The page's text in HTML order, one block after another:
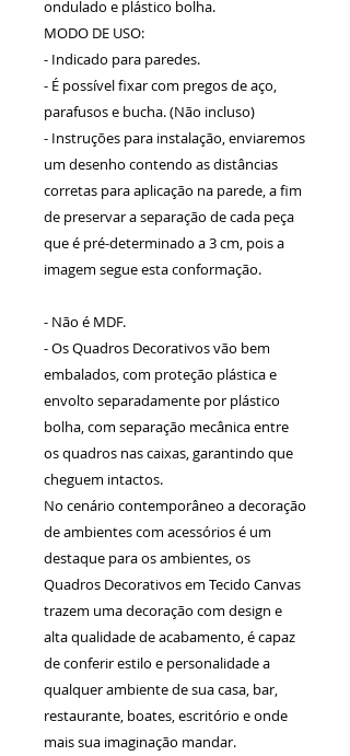
ondulado e plástico bolha.
MODO DE USO:
- Indicado para paredes.
- É possível fixar com pregos de aço,
parafusos e bucha. (Não incluso)
- Instruções para instalação, enviaremos
um desenho contendo as distâncias
corretas para aplicação na parede, a fim
de preservar a separação de cada peça
que é pré-determinado a 3 cm, pois a
imagem segue esta conformação.
- Não é MDF.
- Os Quadros Decorativos vão bem
embalados, com proteção plástica e
envolto separadamente por plástico
bolha, com separação mecânica entre
os quadros nas caixas, garantindo que
cheguem intactos.
No cenário contemporâneo a decoração
de ambientes com acessórios é um
destaque para os ambientes, os
Quadros Decorativos em Tecido Canvas
trazem uma decoração com design e
alta qualidade de acabamento, é capaz
de conferir estilo e personalidade a
qualquer ambiente de sua casa, bar,
restaurante, boates, escritório e onde
mais sua imaginação mandar.